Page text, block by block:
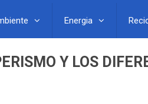
Energia
Y LOS